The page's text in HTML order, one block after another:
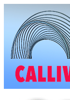
contenuto